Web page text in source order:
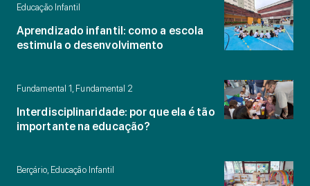
Educação Infantil
Aprendizado infantil: como a escola
estimula o desenvolvimento
Fundamental 1, Fundamental 2
Interdisciplinaridade: por que ela é tão
importante na educação?
Berçário, Educação Infantil